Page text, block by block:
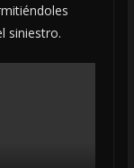
siniestro.